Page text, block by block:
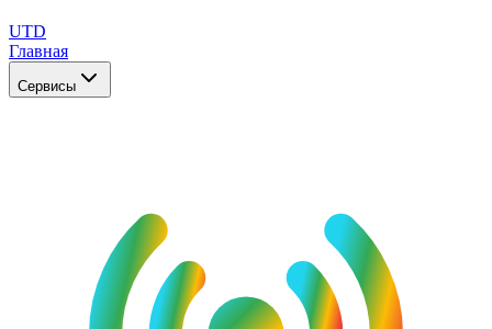
UTD
Главная
Сервисы